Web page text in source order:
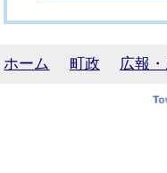
ホーム 町政 広報